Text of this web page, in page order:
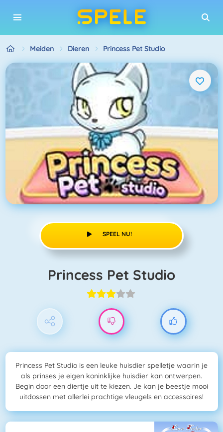
Meiden Dieren Princess Pet Studio
SPEEL NU!
Princess Pet Studio
Princess Pet Studio is een leuke huisdier spelletje waarin je
als prinses je eigen koninklijke huisdier kan ontwerpen.
Begin door een diertje uit te kiezen. Je kan je beestje mooi
uitdossen met allerlei prachtige vleugels en accessoires!